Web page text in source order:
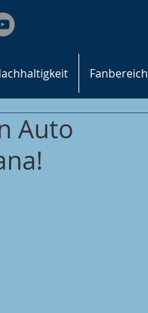
Fanbereich
Auto